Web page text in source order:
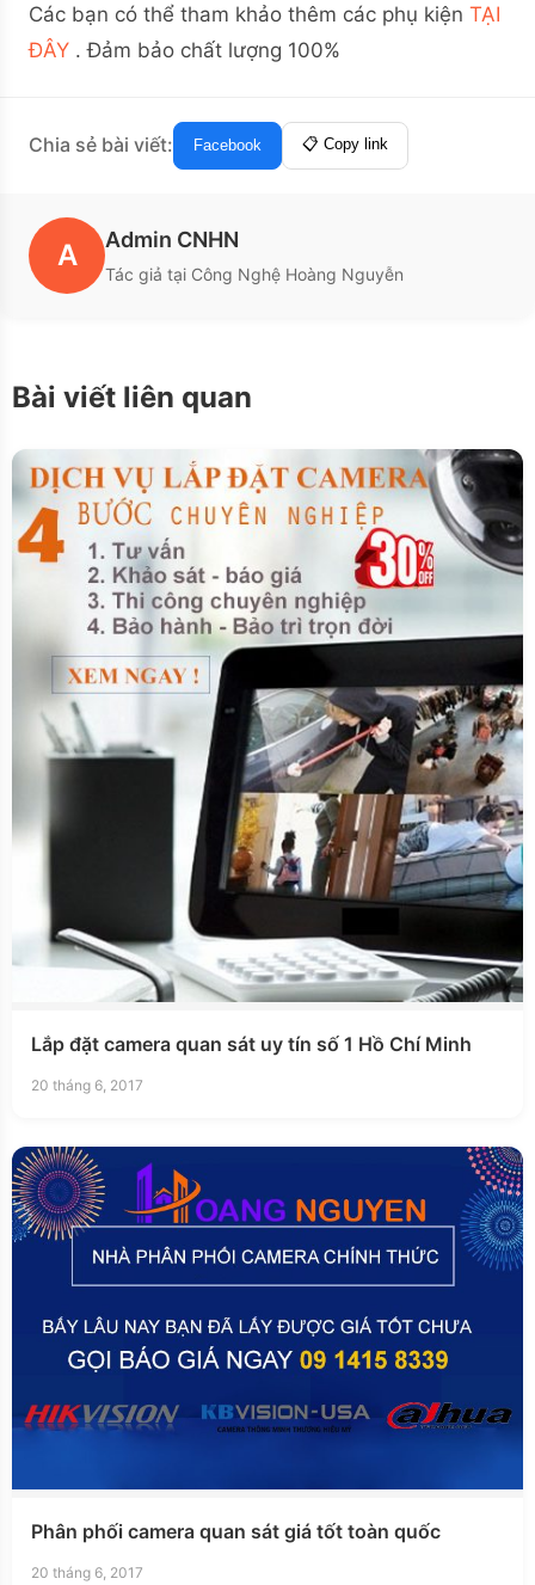
Các bạn có thể tham khảo thêm các phụ kiện TẠI
ĐÂY . Đảm bảo chất lượng 100%
Chia sẻ bài viết: Facebook 📋 Copy link
A Admin CNHN
Tác giả tại Công Nghệ Hoàng Nguyễn
Bài viết liên quan
Lắp đặt camera quan sát uy tín số 1 Hồ Chí Minh
20 tháng 6, 2017
Phân phối camera quan sát giá tốt toàn quốc
20 tháng 6, 2017